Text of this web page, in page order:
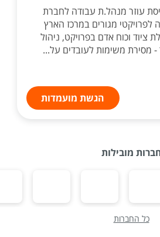
עוזר מנהל.ת עבודה לחברת
מגורים במרכז הארץ
ציוד וכוח אדם בפרויקט, ניהול
- מסירת משימות לעובדים על...
הגשת מועמדות
מובילות
כל החברות